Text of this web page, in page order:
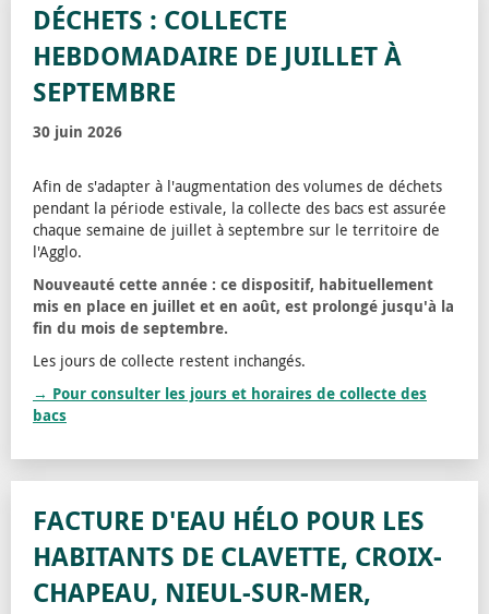
DÉCHETS : COLLECTE
HEBDOMADAIRE DE JUILLET À
SEPTEMBRE
30 juin 2026
Afin de s'adapter à l'augmentation des volumes de déchets
pendant la période estivale, la collecte des bacs est assurée
chaque semaine de juillet à septembre sur le territoire de
l'Agglo.
Nouveauté cette année : ce dispositif, habituellement
mis en place en juillet et en août, est prolongé jusqu'à la
fin du mois de septembre.
Les jours de collecte restent inchangés.
→ Pour consulter les jours et horaires de collecte des
bacs
FACTURE D'EAU HÉLO POUR LES
HABITANTS DE CLAVETTE, CROIX-
CHAPEAU, NIEUL-SUR-MER,